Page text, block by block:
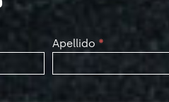
Apellido *